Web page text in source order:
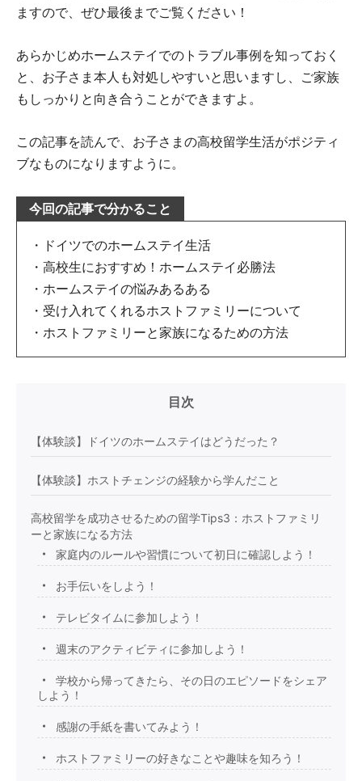
ますので、ぜひ最後までご覧ください！
あらかじめホームステイでのトラブル事例を知っておく
と、お子さま本人も対処しやすいと思いますし、ご家族
もしっかりと向き合うことができますよ。
この記事を読んで、お子さまの高校留学生活がポジティ
ブなものになりますように。
今回の記事で分かること
・ドイツでのホームステイ生活
・高校生におすすめ！ホームステイ必勝法
・ホームステイの悩みあるある
・受け入れてくれるホストファミリーについて
・ホストファミリーと家族になるための方法
目次
【体験談】ドイツのホームステイはどうだった？
【体験談】ホストチェンジの経験から学んだこと
高校留学を成功させるための留学Tips3：ホストファミリ
ーと家族になる方法
家庭内のルールや習慣について初日に確認しよう！
お手伝いをしよう！
テレビタイムに参加しよう！
週末のアクティビティに参加しよう！
学校から帰ってきたら、その日のエピソードをシェア
しよう！
感謝の手紙を書いてみよう！
ホストファミリーの好きなことや趣味を知ろう！